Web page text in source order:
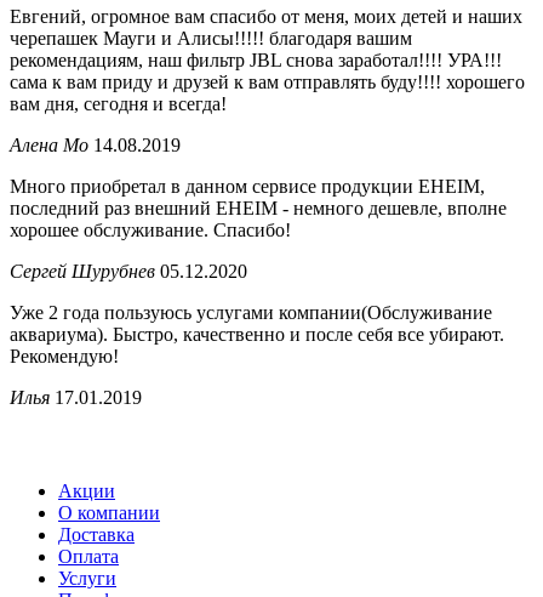
Евгений, огромное вам спасибо от меня, моих детей и наших
черепашек Мауги и Алисы!!!!! благодаря вашим
рекомендациям, наш фильтр JBL снова заработал!!!! УРА!!!
сама к вам приду и друзей к вам отправлять буду!!!! хорошего
вам дня, сегодня и всегда!
Алена Мо 14.08.2019
Много приобретал в данном сервисе продукции EHEIM,
последний раз внешний EHEIM - немного дешевле, вполне
хорошее обслуживание. Спасибо!
Сергей Шурубнев 05.12.2020
Уже 2 года пользуюсь услугами компании(Обслуживание
аквариума). Быстро, качественно и после себя все убирают.
Рекомендую!
Илья 17.01.2019
Акции
О компании
Доставка
Оплата
Услуги